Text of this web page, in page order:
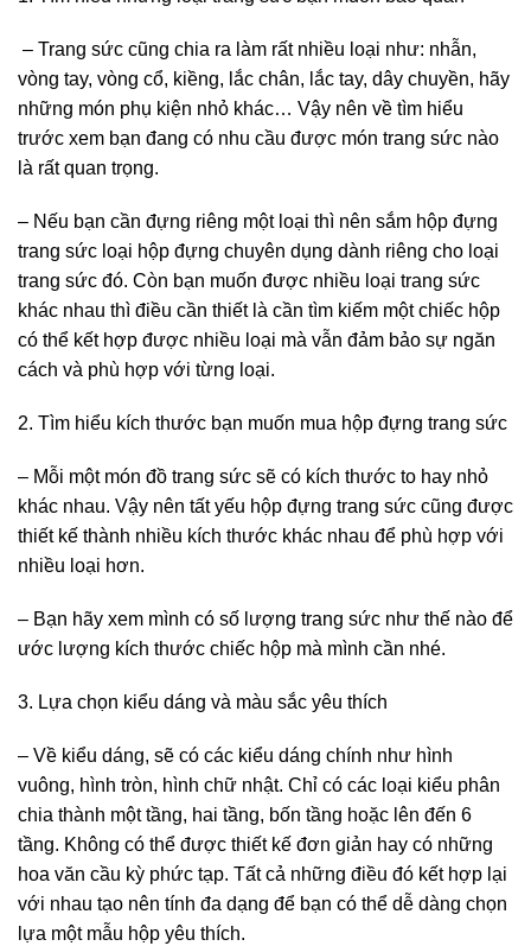
– Trang sức cũng chia ra làm rất nhiều loại như: nhẫn,
vòng tay, vòng cổ, kiềng, lắc chân, lắc tay, dây chuyền, hãy
những món phụ kiện nhỏ khác… Vậy nên về tìm hiểu
trước xem bạn đang có nhu cầu được món trang sức nào
là rất quan trọng.
– Nếu bạn cần đựng riêng một loại thì nên sắm hộp đựng
trang sức loại hộp đựng chuyên dụng dành riêng cho loại
trang sức đó. Còn bạn muốn được nhiều loại trang sức
khác nhau thì điều cần thiết là cần tìm kiếm một chiếc hộp
có thể kết hợp được nhiều loại mà vẫn đảm bảo sự ngăn
cách và phù hợp với từng loại.
2. Tìm hiểu kích thước bạn muốn mua hộp đựng trang sức
– Mỗi một món đồ trang sức sẽ có kích thước to hay nhỏ
khác nhau. Vậy nên tất yếu hộp đựng trang sức cũng được
thiết kế thành nhiều kích thước khác nhau để phù hợp với
nhiều loại hơn.
– Bạn hãy xem mình có số lượng trang sức như thế nào để
ước lượng kích thước chiếc hộp mà mình cần nhé.
3. Lựa chọn kiểu dáng và màu sắc yêu thích
– Về kiểu dáng, sẽ có các kiểu dáng chính như hình
vuông, hình tròn, hình chữ nhật. Chỉ có các loại kiểu phân
chia thành một tầng, hai tầng, bốn tầng hoặc lên đến 6
tầng. Không có thể được thiết kế đơn giản hay có những
hoa văn cầu kỳ phức tạp. Tất cả những điều đó kết hợp lại
với nhau tạo nên tính đa dạng để bạn có thể dễ dàng chọn
lựa một mẫu hộp yêu thích.